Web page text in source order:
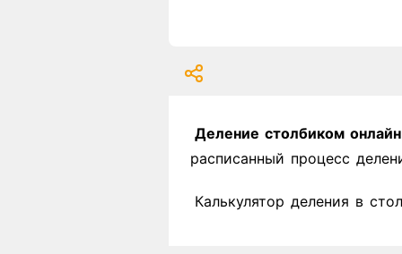
Деление столбиком онлайн
расписанный процесс
Калькулятор деления в